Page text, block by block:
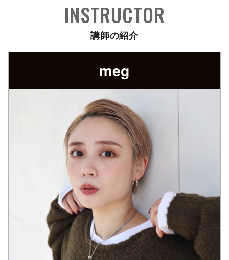
INSTRUCTOR
講師の紹介
meg